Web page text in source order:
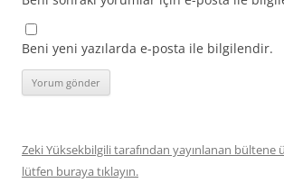
Beni yeni yazılarda e-posta ile bilgilendir.
Zeki Yüksekbilgili tarafından yayınlanan bültene
lütfen buraya tıklayın.